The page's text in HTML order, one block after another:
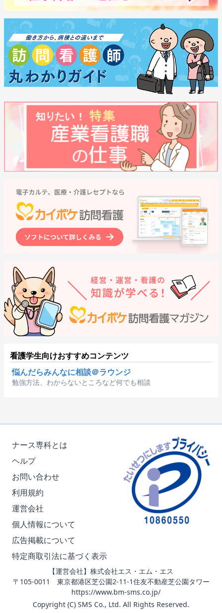
看護学生向けおすすめコンテンツ
悩んだらみんなに相談＠ラウンジ
勉強方法、わからないところなど何でも相談
ナース専科とは
ヘルプ
お問い合わせ
利用規約
運営会社
個人情報について
広告掲載について
特定商取引法に基づく表示
【運営会社】株式会社エス・エム・エス
〒105-0011 東京都港区芝公園2-11-1住友不動産芝公園タワー
https://www.bm-sms.co.jp/
Copyright (C) SMS Co., Ltd. All Rights Reserved.